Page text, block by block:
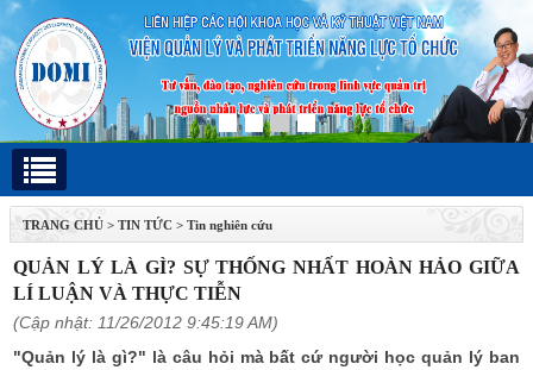
TRANG CHỦ > TIN TỨC > Tin nghiên cứu
QUẢN LÝ LÀ GÌ? SỰ THỐNG NHẤT HOÀN HẢO GIỮA
LÍ LUẬN VÀ THỰC TIỄN
(Cập nhật: 11/26/2012 9:45:19 AM)
"Quản lý là gì?" là câu hỏi mà bất cứ người học quản lý ban